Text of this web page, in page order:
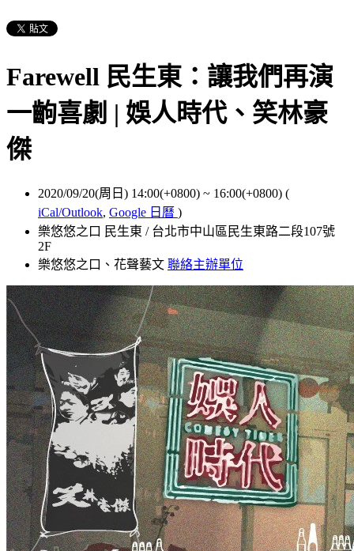
Farewell 民生東：讓我們再演
一齣喜劇 | 娛人時代、笑林豪
傑
2020/09/20(周日) 14:00(+0800) ~ 16:00(+0800) (
iCal/Outlook, Google 日曆 )
樂悠悠之口 民生東 / 台北市中山區民生東路二段107號
2F
樂悠悠之口、花聲藝文 聯絡主辦單位